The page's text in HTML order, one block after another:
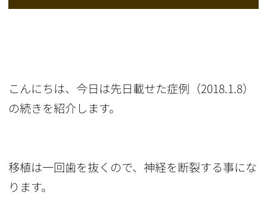
こんにちは、今日は先日載せた症例（2018.1.8）
の続きを紹介します。
移植は一回歯を抜くので、神経を断裂する事にな
ります。